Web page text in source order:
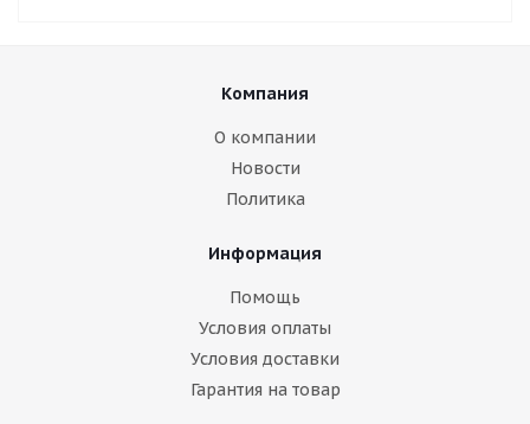
Компания
О компании
Новости
Политика
Информация
Помощь
Условия оплаты
Условия доставки
Гарантия на товар